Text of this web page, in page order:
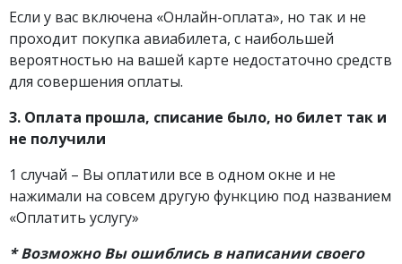
Если у вас включена «Онлайн-оплата», но так и не
проходит покупка авиабилета, с наибольшей
вероятностью на вашей карте недостаточно средств
для совершения оплаты.
3. Оплата прошла, списание было, но билет так и
не получили
1 случай – Вы оплатили все в одном окне и не
нажимали на совсем другую функцию под названием
«Оплатить услугу»
* Возможно Вы ошиблись в написании своего